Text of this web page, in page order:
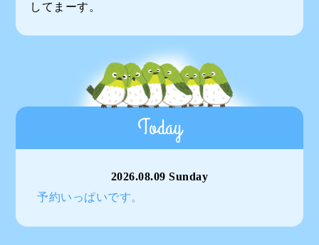
してまーす。
Today
2026.08.09 Sunday
予約いっぱいです。